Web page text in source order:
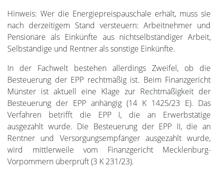
Hinweis: Wer die Energiepreispauschale erhält, muss sie
nach derzeitigem Stand versteuern: Arbeitnehmer und
Pensionäre als Einkünfte aus nichtselbständiger Arbeit,
Selbständige und Rentner als sonstige Einkünfte.
In der Fachwelt bestehen allerdings Zweifel, ob die
Besteuerung der EPP rechtmäßig ist. Beim Finanzgericht
Münster ist aktuell eine Klage zur Rechtmäßigkeit der
Besteuerung der EPP anhängig (14 K 1425/23 E). Das
Verfahren betrifft die EPP I, die an Erwerbstätige
ausgezahlt wurde. Die Besteuerung der EPP II, die an
Rentner und Versorgungsempfänger ausgezahlt wurde,
wird mittlerweile vom Finanzgericht Mecklenburg-
Vorpommern überprüft (3 K 231/23).